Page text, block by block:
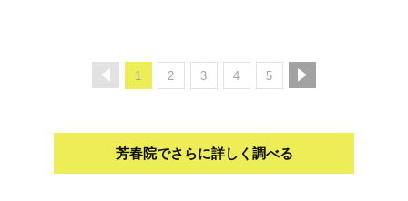
1 2 3 4 5
芳春院でさらに詳しく調べる